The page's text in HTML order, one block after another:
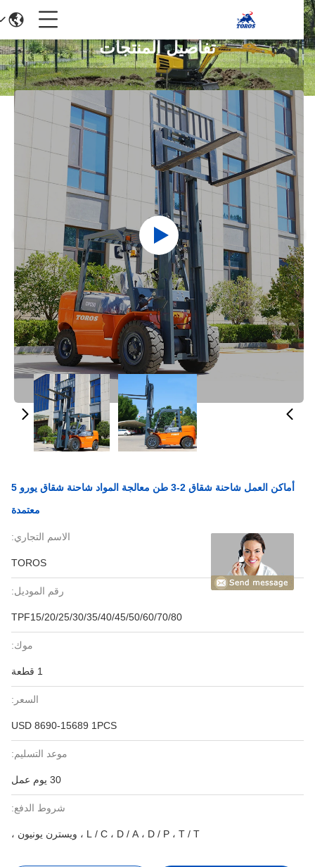
تفاصيل المنتجات
أماكن العمل شاحنة شقاق 2-3 طن معالجة المواد شاحنة شقاق يورو 5
معتمدة
الاسم التجاري:
TOROS
رقم الموديل:
TPF15/20/25/30/35/40/45/50/60/70/80
موك:
السعر:
USD 8690-15689 1PCS
موعد التسليم:
30 يوم عمل
شروط الدفع:
L / C ، D / A ، D / P ، T / T ، ويسترن يونيون ،